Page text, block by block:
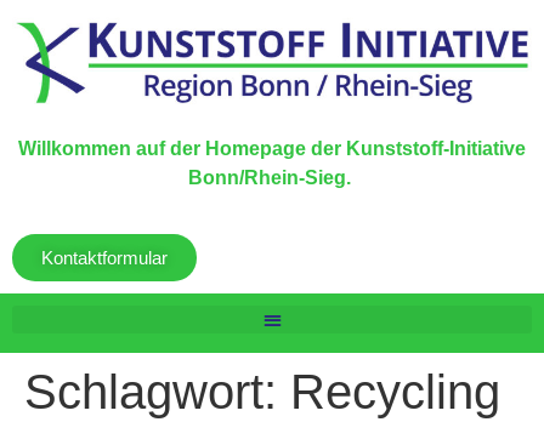
Willkommen auf der Homepage der Kunststoff-Initiative
Bonn/Rhein-Sieg.
Kontaktformular
Schlagwort: Recycling